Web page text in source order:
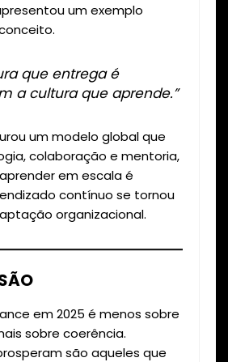
um exemplo
que entrega é
a cultura que aprende.”
um modelo global que
colaboração e mentoria,
em escala é
contínuo se tornou
organizacional.
em 2025 é menos sobre
sobre coerência.
são aqueles que